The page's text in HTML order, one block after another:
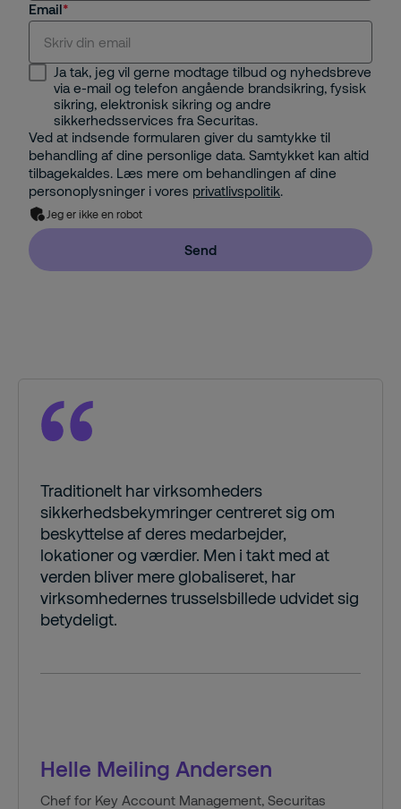
Email
Ja tak, jeg vil gerne modtage tilbud og nyhedsbreve
via e-mail og telefon angående brandsikring, fysisk
sikring, elektronisk sikring og andre
sikkerhedsservices fra Securitas.
Ved at indsende formularen giver du samtykke til
behandling af dine personlige data. Samtykket kan altid
tilbagekaldes. Læs mere om behandlingen af dine
personoplysninger i vores privatlivspolitik.
Jeg er ikke en robot
Send
Traditionelt har virksomheders
sikkerhedsbekymringer centreret sig om
beskyttelse af deres medarbejder,
lokationer og værdier. Men i takt med at
verden bliver mere globaliseret, har
virksomhedernes trusselsbillede udvidet sig
betydeligt.
Helle Meiling Andersen
Chef for Key Account Management, Securitas